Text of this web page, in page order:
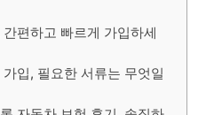
편하고 빠르게 가입하세
입, 필요한 서류는 무엇일